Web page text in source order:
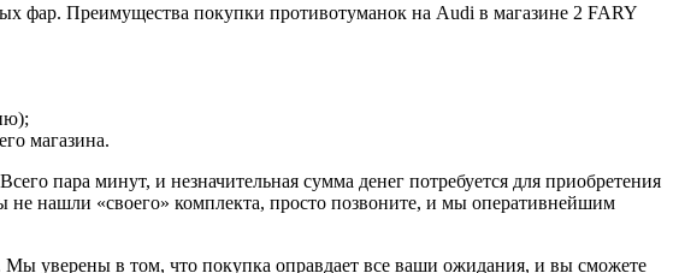
фар. Преимущества покупки противотуманок на Audi в магазине 2 FARY
магазина.
пара минут, и незначительная сумма денег потребуется для приобретения
нашли «своего» комплекта, просто позвоните, и мы оперативнейшим
уверены в том, что покупка оправдает все ваши ожидания, и вы сможете